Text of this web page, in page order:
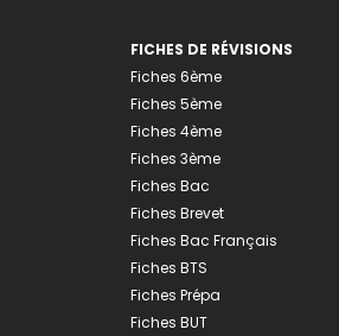
FICHES DE RÉVISIONS
Fiches 6ème
Fiches 5ème
Fiches 4ème
Fiches 3ème
Fiches Bac
Fiches Brevet
Fiches Bac Français
Fiches BTS
Fiches Prépa
Fiches BUT